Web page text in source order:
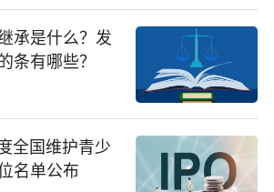
承是什么？发
条有哪些？
全国维护青少
名单公布